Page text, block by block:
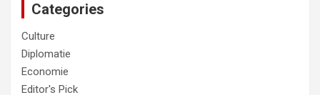
Categories
Culture
Diplomatie
Economie
Editor's Pick